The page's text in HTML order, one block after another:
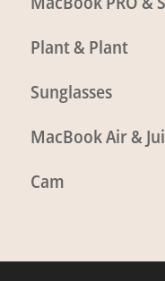
Plant & Plant
Sunglasses
MacBook Air &
Cam